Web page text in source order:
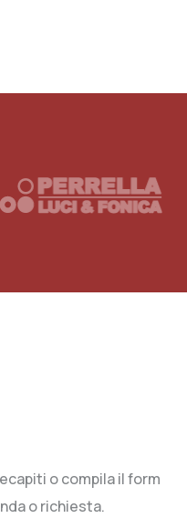
o compila il form
o richiesta.